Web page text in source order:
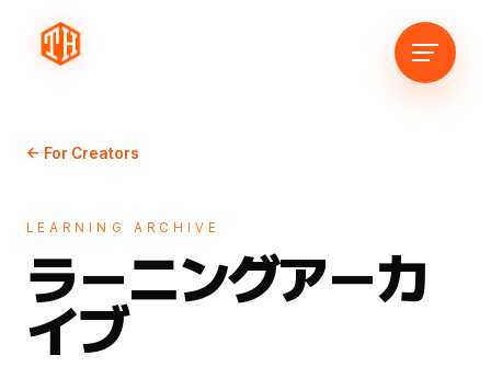
← For Creators
LEARNING ARCHIVE
ラーニングアーカ
イブ